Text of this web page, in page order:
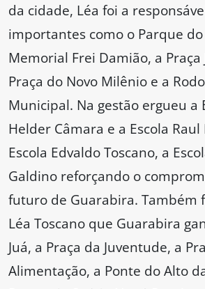
da cidade, Léa foi a
importantes como o Parque
Memorial Frei Damião, a Praça
Praça do Novo Milênio e a
Municipal. Na gestão ergueu a
Helder Câmara e a Escola
Escola Edvaldo Toscano, a
Galdino reforçando o
futuro de Guarabira. Também
Léa Toscano que Guarabira
Juá, a Praça da Juventude, a
Alimentação, a Ponte do Alto